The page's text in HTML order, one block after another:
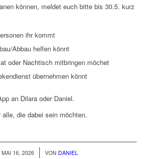
können, meldet euch bitte bis 30.5. kurz
ihr kommt
Abbau helfen könnt
oder Nachtisch mitbringen möchet
übernehmen könnt
an Dilara oder Daniel.
die dabei sein möchten.
MAI 16, 2026
/ VON DANIEL